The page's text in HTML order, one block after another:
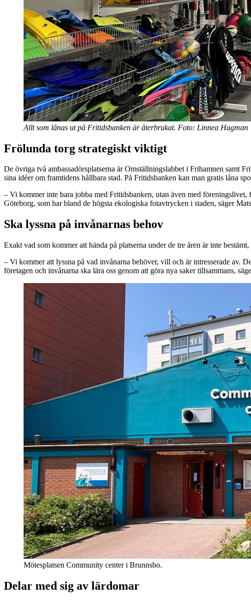
Allt som lånas ut på Fritidsbanken är återbrukat. Foto: Linnea Hagman
Frölunda torg strategiskt viktigt
De övriga två ambassadörsplatserna är Omställningslabbet i Frihamnen samt
sina idéer om framtidens hållbara stad. På Fritidsbanken kan man gratis låna
– Vi kommer inte bara jobba med Fritidsbanken, utan även med
Göteborg, som har bland de högsta ekologiska fotavtrycken i staden, säger
Ska lyssna på invånarnas behov
Exakt vad som kommer att hända på platserna under de tre åren är inte
– Vi kommer att lyssna på vad invånarna behöver, vill och är intresserade av.
företagen och invånarna ska lära oss genom att göra nya saker tillsammans,
Mötesplatsen Community center i Brunnsbo.
Delar med sig av lärdomar